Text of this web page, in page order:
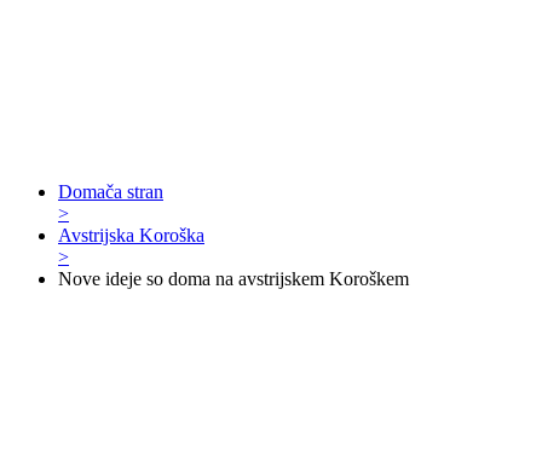
Domača stran
>
Avstrijska Koroška
>
Nove ideje so doma na avstrijskem Koroškem